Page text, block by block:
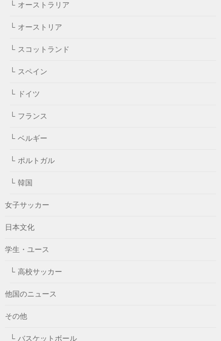
オーストラリア
オーストリア
スコットランド
スペイン
ドイツ
フランス
ベルギー
ポルトガル
韓国
女子サッカー
日本文化
学生・ユース
高校サッカー
他国のニュース
その他
バスケットボール